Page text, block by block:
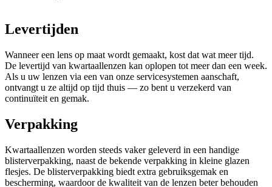
Levertijden
Wanneer een lens op maat wordt gemaakt, kost dat wat meer tijd.
De levertijd van kwartaallenzen kan oplopen tot meer dan een week.
Als u uw lenzen via een van onze servicesystemen aanschaft,
ontvangt u ze altijd op tijd thuis — zo bent u verzekerd van
continuïteit en gemak.
Verpakking
Kwartaallenzen worden steeds vaker geleverd in een handige
blisterverpakking, naast de bekende verpakking in kleine glazen
flesjes. De blisterverpakking biedt extra gebruiksgemak en
bescherming, waardoor de kwaliteit van de lenzen beter behouden